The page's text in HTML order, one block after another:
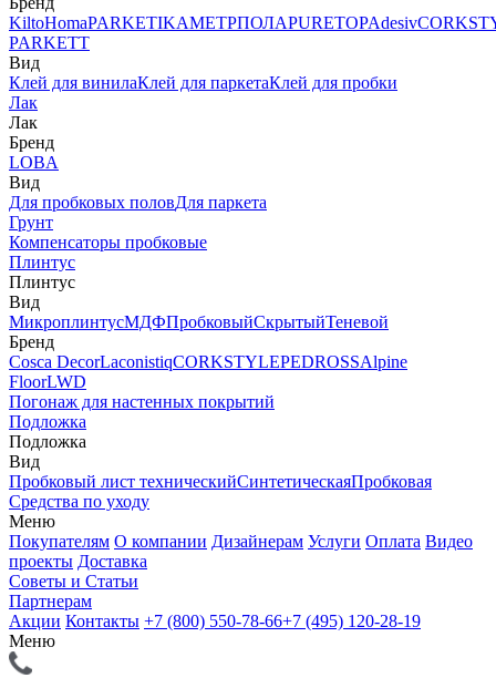
KiltoHomaPARKETIKAМЕТРПОЛАPURETOPAdesiv
PARKETT
Вид
Клей для винилаКлей для паркетаКлей для пробки
Лак
Лак
Бренд
LOBA
Вид
Для пробковых половДля паркета
Грунт
Компенсаторы пробковые
Плинтус
Плинтус
Вид
МикроплинтусМДФПробковыйСкрытыйТеневой
Бренд
Cosca DecorLaconistiqCORKSTYLEPEDROSSAlpine
FloorLWD
Погонаж для настенных покрытий
Подложка
Подложка
Вид
Пробковый лист техническийСинтетическаяПробковая
Средства по уходу
Меню
Покупателям О компании Дизайнерам Услуги Оплата Видео
проекты Доставка
Советы и Статьи
Партнерам
Акции Контакты +7 (800) 550-78-66+7 (495) 120-28-19
Меню